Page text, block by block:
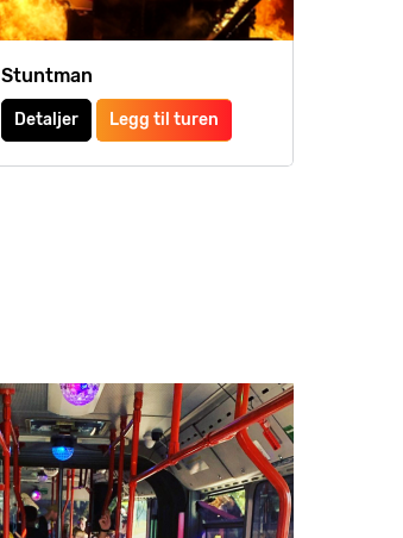
Stuntman
Detaljer Legg til turen